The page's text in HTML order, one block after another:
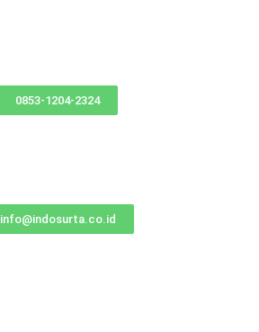
0853-1204-2324
info@indosurta.co.id